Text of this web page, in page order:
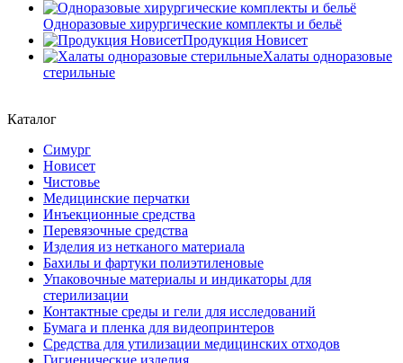
Одноразовые хирургические комплекты и бельё
Продукция Новисет
Халаты одноразовые
стерильные
Каталог
Симург
Новисет
Чистовье
Медицинские перчатки
Инъекционные средства
Перевязочные средства
Изделия из нетканого материала
Бахилы и фартуки полиэтиленовые
Упаковочные материалы и индикаторы для
стерилизации
Контактные среды и гели для исследований
Бумага и пленка для видеопринтеров
Средства для утилизации медицинских отходов
Гигиенические изделия